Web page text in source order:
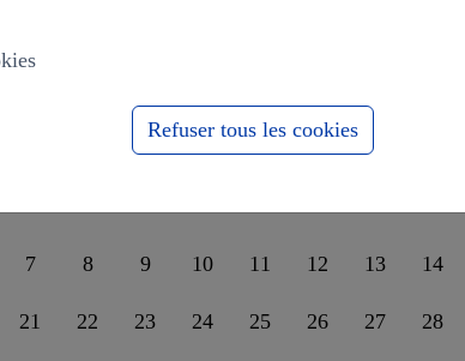
veulent
7 8 9 10 11 12 13 14
21 22 23 24 25 26 27 28
Refuser tous les cookies